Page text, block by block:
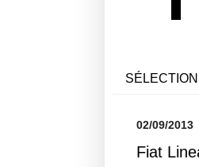
02/09/2013
Fiat